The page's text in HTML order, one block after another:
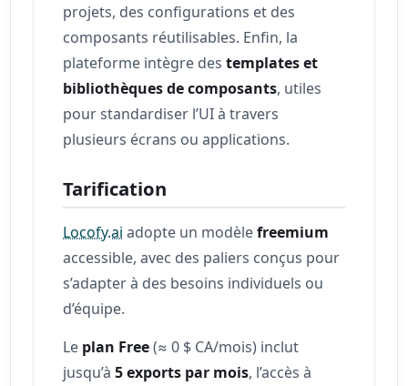
projets, des configurations et des
composants réutilisables. Enfin, la
plateforme intègre destemplates et
bibliothèques de composants, utiles
pour standardiser l’UI à travers
plusieurs écrans ou applications.
Tarification
Locofy.ai adopte un modèlefreemium
accessible, avec des paliers conçus pour
s’adapter à des besoins individuels ou
d’équipe.
Le plan Free(≈ 0 $ CA/mois) inclut
jusqu’à5 exports par mois, l’accès à